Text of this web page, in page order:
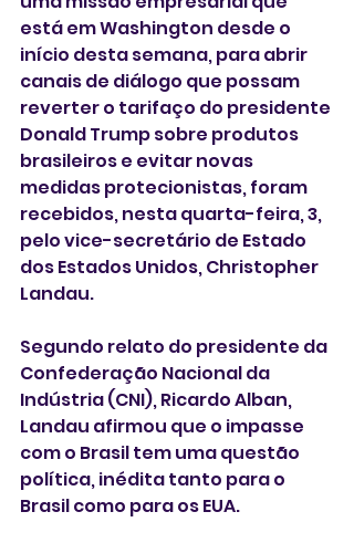
está em Washington desde o
início desta semana, para abrir
canais de diálogo que possam
reverter o tarifaço do presidente
Donald Trump sobre produtos
brasileiros e evitar novas
medidas protecionistas, foram
recebidos, nesta quarta-feira, 3,
pelo vice-secretário de Estado
dos Estados Unidos, Christopher
Landau.
Segundo relato do presidente da
Confederação Nacional da
Indústria (CNI), Ricardo Alban,
Landau afirmou que o impasse
com o Brasil tem uma questão
política, inédita tanto para o
Brasil como para os EUA.